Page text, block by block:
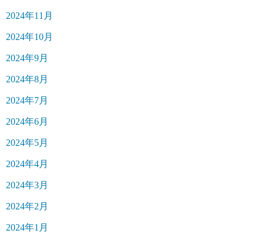
2024年11月
2024年10月
2024年9月
2024年8月
2024年7月
2024年6月
2024年5月
2024年4月
2024年3月
2024年2月
2024年1月